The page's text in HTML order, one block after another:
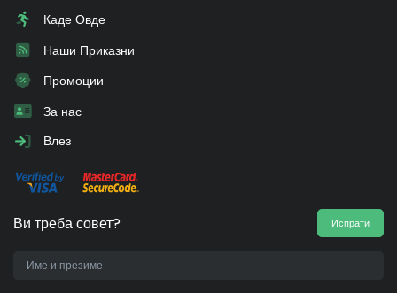
Каде Овде
Наши Приказни
Промоции
За нас
Влез
Ви треба совет? Испрати